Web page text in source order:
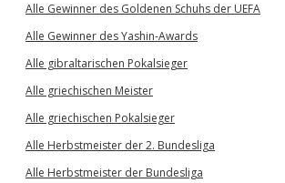
Alle Gewinner des Goldenen Schuhs der UEFA
Alle Gewinner des Yashin-Awards
Alle gibraltarischen Pokalsieger
Alle griechischen Meister
Alle griechischen Pokalsieger
Alle Herbstmeister der 2. Bundesliga
Alle Herbstmeister der Bundesliga